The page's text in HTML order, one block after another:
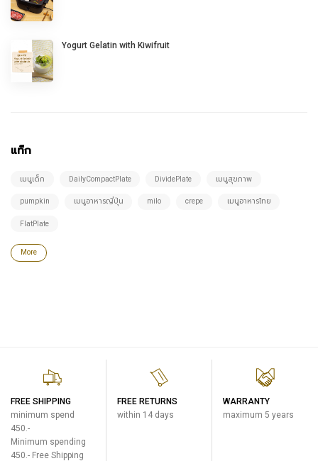
Yogurt Gelatin with Kiwifruit
แท็ก
เมนูเด็ก DailyCompactPlate DividePlate เมนูสุขภาพ
pumpkin เมนูอาหารญี่ปุ่น milo crepe เมนูอาหารไทย
FlatPlate
More
FREE SHIPPING
minimum spend
450.-
Minimum spending
450.- Free Shipping
FREE RETURNS
within 14 days
WARRANTY
maximum 5 years